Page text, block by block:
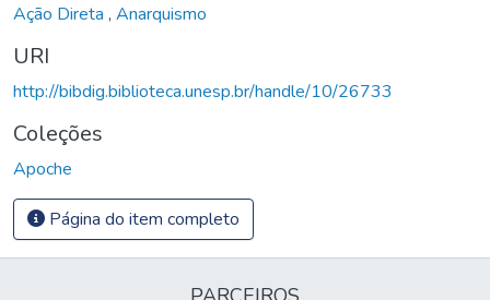
Ação Direta , Anarquismo
URI
http://bibdig.biblioteca.unesp.br/handle/10/26733
Coleções
Apoche
Página do item completo